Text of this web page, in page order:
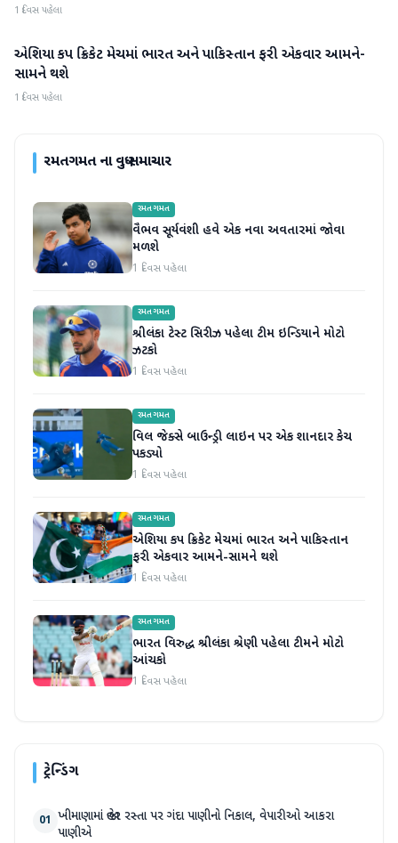
1 દિવસ પહેલા
રમતગમત
એશિયા કપ ક્રિકેટ મેચમાં ભારત અને પાકિસ્તાન ફરી એકવાર આમને-
સામને થશે
1 દિવસ પહેલા
રમતગમતના વધુ સમાચાર
રમતગમત
વૈભવ સૂર્યવંશી હવે એક નવા અવતારમાં જોવા
મળશે
1 દિવસ પહેલા
રમતગમત
શ્રીલંકા ટેસ્ટ સિરીઝ પહેલા ટીમ ઇન્ડિયાને મોટો
ઝટકો
1 દિવસ પહેલા
રમતગમત
વિલ જેક્સે બાઉન્ડ્રી લાઇન પર એક શાનદાર કેચ
પકડ્યો
1 દિવસ પહેલા
રમતગમત
એશિયા કપ ક્રિકેટ મેચમાં ભારત અને પાકિસ્તાન
ફરી એકવાર આમને-સામને થશે
1 દિવસ પહેલા
રમતગમત
ભારત વિરુદ્ધ શ્રીલંકા શ્રેણી પહેલા ટીમને મોટો
આંચકો
1 દિવસ પહેલા
ટ્રેન્ડિંગ
01 ખીમાણામાં જાહેર રસ્તા પર ગંદા પાણીનો નિકાલ, વેપારીઓ આકરા
પાણીએ